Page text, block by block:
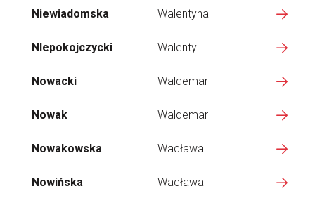
Niewiadomska Walentyna
NIepokojczycki Walenty
Nowacki Waldemar
Nowak Waldemar
Nowakowska Wacława
Nowińska Wacława